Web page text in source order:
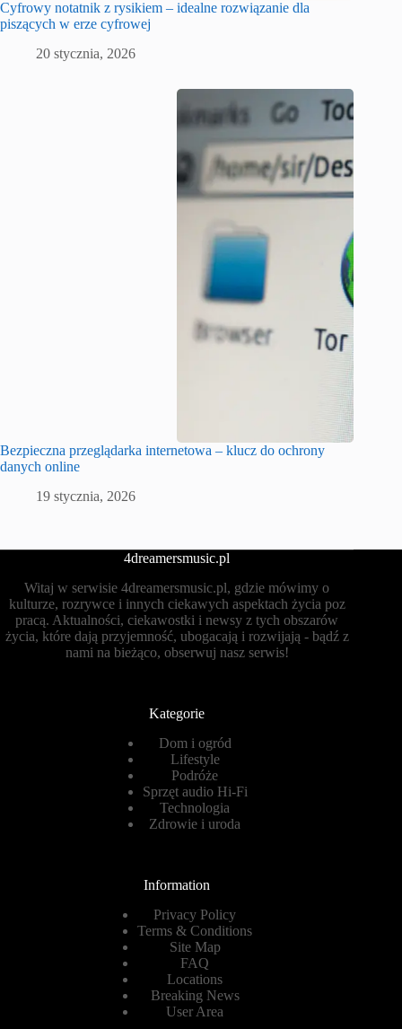
Cyfrowy notatnik z rysikiem – idealne rozwiązanie dla
piszących w erze cyfrowej
20 stycznia, 2026
Bezpieczna przeglądarka internetowa – klucz do ochrony
danych online
19 stycznia, 2026
4dreamersmusic.pl
Witaj w serwisie 4dreamersmusic.pl, gdzie mówimy o
kulturze, rozrywce i innych ciekawych aspektach życia poz
pracą. Aktualności, ciekawostki i newsy z tych obszarów
życia, które dają przyjemność, ubogacają i rozwijają - bądź z
nami na bieżąco, obserwuj nasz serwis!
Kategorie
Dom i ogród
Lifestyle
Podróże
Sprzęt audio Hi-Fi
Technologia
Zdrowie i uroda
Information
Privacy Policy
Terms & Conditions
Site Map
FAQ
Locations
Breaking News
User Area